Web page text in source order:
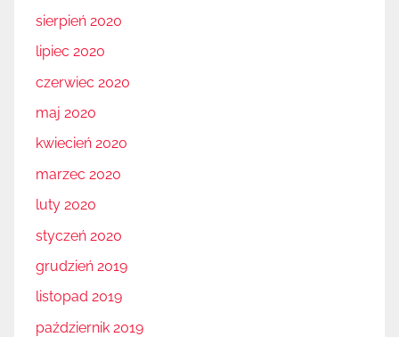
sierpień 2020
lipiec 2020
czerwiec 2020
maj 2020
kwiecień 2020
marzec 2020
luty 2020
styczeń 2020
grudzień 2019
listopad 2019
październik 2019